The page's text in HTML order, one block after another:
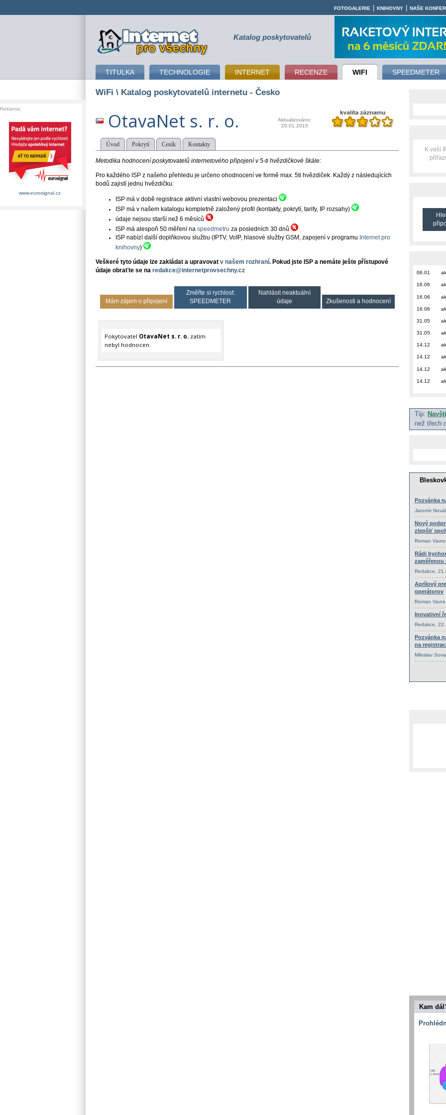
připojení k internetu Katalog poskytovatelů
TITULKA TECHNOLOGIE INTERNET RECENZE WIFI SPEEDMETER
FOTOGALERIE KNIHOVNY NAŠE
WiFi \ Katalog poskytovatelů internetu - Česko
OtavaNet s. r. o.
Aktualizováno:
20.01.2015
Úvod Pokrytí Ceník Kontakty
Metodika hodnocení poskytovatelů internetového připojení v 5-ti hvězdičkové škále:
Pro každého ISP z našeho přehledu je určeno ohodnocení ve formě max. 5ti hvězdiček. Každý z následujících
bodů zajistí jednu hvězdičku:
ISP má v době registrace aktivní vlastní webovou prezentaci
ISP má v našem katalogu kompletně založený profil (kontakty, pokrytí, tarify, IP rozsahy)
údaje nejsou starší než 6 měsíců
ISP má alespoň 50 měření na speedmetru za posledních 30 dnů
ISP nabízí další doplňkovou službu (IPTV, VoIP, hlasové služby GSM, zapojení v programu Internet pro
knihovny)
Veškeré tyto údaje lze zakládat a upravovat v našem rozhraní. Pokud jste ISP a nemáte ješte přístupové
údaje obraťte se na redakce@internetprovsechny.cz
Mám zájem o připojení
Změřte si rychlost:
SPEEDMETER
Nahlásit neaktuální
údaje
Zkušenosti a hodnocení
Pokytovatel OtavaNet s. r. o.zatím
nebyl hodnocen.
K vaší
06.01
16.06
16.06
16.06
31.05
31.05
14.12
14.12
14.12
14.12
Tip:
než třech
Kam
Reklama:
www.eurosignal.cz